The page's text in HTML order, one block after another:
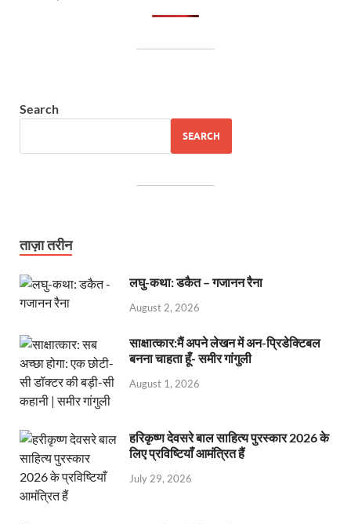
Search
SEARCH
ताज़ा तरीन
लघु-कथा: डकैत – गजानन रैना
August 2, 2026
साक्षात्कार:मैं अपने लेखन में अन-प्रिडेक्टिबल
बनना चाहता हूँ- समीर गांगुली
August 1, 2026
हरिकृष्ण देवसरे बाल साहित्य पुरस्कार 2026 के
लिए प्रविष्टियाँ आमंत्रित हैं
July 29, 2026